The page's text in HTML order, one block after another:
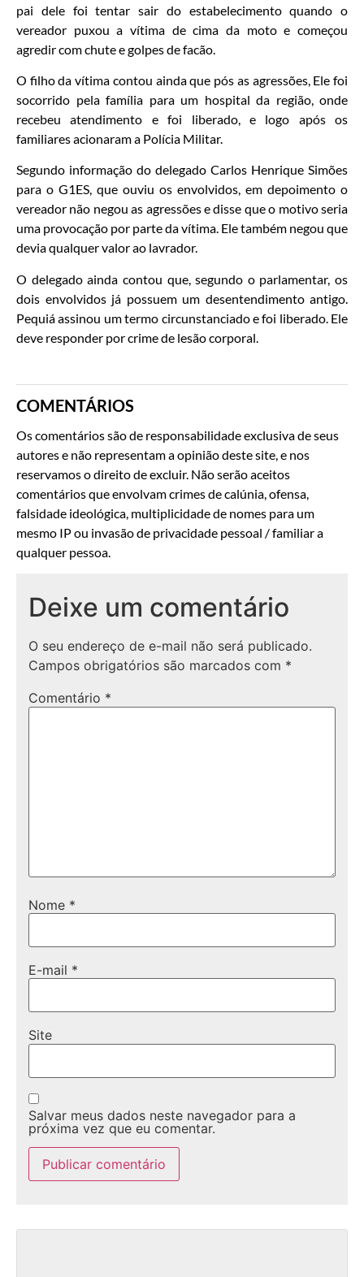
pai dele foi tentar sair do estabelecimento quando o
vereador puxou a vítima de cima da moto e começou
agredir com chute e golpes de facão.
O filho da vítima contou ainda que pós as agressões, Ele foi
socorrido pela família para um hospital da região, onde
recebeu atendimento e foi liberado, e logo após os
familiares acionaram a Polícia Militar.
Segundo informação do delegado Carlos Henrique Simões
para o G1ES, que ouviu os envolvidos, em depoimento o
vereador não negou as agressões e disse que o motivo seria
uma provocação por parte da vítima. Ele também negou que
devia qualquer valor ao lavrador.
O delegado ainda contou que, segundo o parlamentar, os
dois envolvidos já possuem um desentendimento antigo.
Pequiá assinou um termo circunstanciado e foi liberado. Ele
deve responder por crime de lesão corporal.
COMENTÁRIOS
Os comentários são de responsabilidade exclusiva de seus
autores e não representam a opinião deste site, e nos
reservamos o direito de excluir. Não serão aceitos
comentários que envolvam crimes de calúnia, ofensa,
falsidade ideológica, multiplicidade de nomes para um
mesmo IP ou invasão de privacidade pessoal / familiar a
qualquer pessoa.
Deixe um comentário
O seu endereço de e-mail não será publicado.
Campos obrigatórios são marcados com *
Comentário *
Nome *
E-mail *
Site
Salvar meus dados neste navegador para a
próxima vez que eu comentar.